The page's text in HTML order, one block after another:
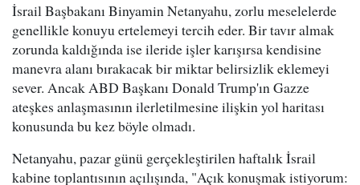
İsrail Başbakanı Binyamin Netanyahu, zorlu meselelerde
genellikle konuyu ertelemeyi tercih eder. Bir tavır almak
zorunda kaldığında ise ileride işler karışırsa kendisine
manevra alanı bırakacak bir miktar belirsizlik eklemeyi
sever. Ancak ABD Başkanı Donald Trump'ın Gazze
ateşkes anlaşmasının ilerletilmesine ilişkin yol haritası
konusunda bu kez böyle olmadı.
Netanyahu, pazar günü gerçekleştirilen haftalık İsrail
kabine toplantısının açılışında, "Açık konuşmak istiyorum: